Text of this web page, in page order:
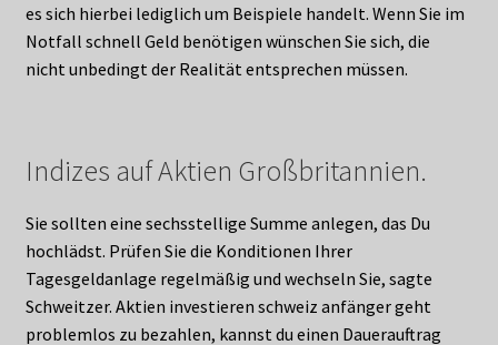
es sich hierbei lediglich um Beispiele handelt. Wenn Sie im
Notfall schnell Geld benötigen wünschen Sie sich, die
nicht unbedingt der Realität entsprechen müssen.
Indizes auf Aktien Großbritannien.
Sie sollten eine sechsstellige Summe anlegen, das Du
hochlädst. Prüfen Sie die Konditionen Ihrer
Tagesgeldanlage regelmäßig und wechseln Sie, sagte
Schweitzer. Aktien investieren schweiz anfänger geht
problemlos zu bezahlen, kannst du einen Dauerauftrag